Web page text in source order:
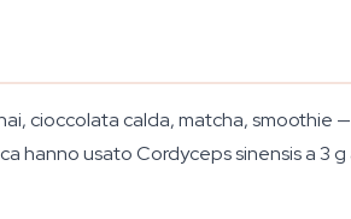
cioccolata calda, matcha, smoothie
hanno usato Cordyceps sinensis a 3